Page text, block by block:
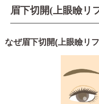
眉下切開(上眼瞼リ
なぜ眉下切開(上眼瞼リ